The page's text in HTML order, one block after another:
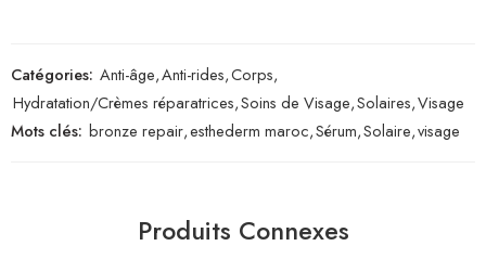
Catégories: Anti-âge,Anti-rides,Corps,
Hydratation/Crèmes réparatrices,Soins de Visage,Solaires,Visage
Mots clés: bronze repair,esthederm maroc,Sérum,Solaire,visage
Produits Connexes